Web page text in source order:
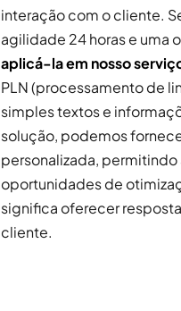
interação com o cliente.
agilidade 24 horas e uma
aplicá-la em nosso
PLN (processamento de
simples textos e
solução, podemos
personalizada,
oportunidades de
significa oferecer
cliente.